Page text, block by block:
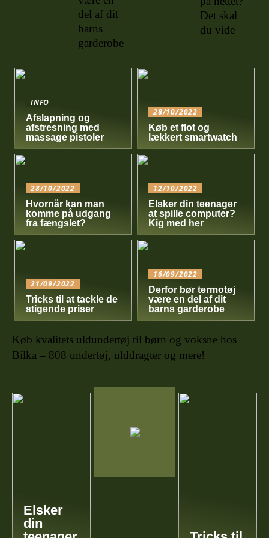
del af dit
barns
garderobe
Det skal
du vide
INFO
Afslapning og
afstresning med
massage pistoler
28/10/2022
Køb et flot og
lækkert smartwatch
28/10/2022
Hvornår kan man
komme på udgang
fra fængslet?
12/10/2022
Elsker din teenager
at spille computer?
Kig med her
21/09/2022
Tricks til at tackle de
stigende priser
16/09/2022
Derfor bør termotøj
være en del af dit
barns garderobe
Køb kvalitets uldundertøj til børn og voksne hos
Bilka – 808 undertøj, ulddragter og mere!
Elsker
din